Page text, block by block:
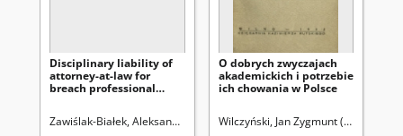
Disciplinary liability of
attorney-at-law for
breach professional
Zawiślak-Białek, Aleksandra
Kostrubiec, Jarosław. Redaktor Wydział
O dobrych zwyczajach
akademickich i potrzebie
ich chowania w Polsce
Wilczyński, Jan Zygmunt (1891-1970)